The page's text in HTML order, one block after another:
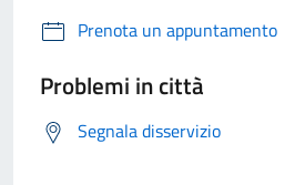
Prenota un appuntamento
Problemi in città
Segnala disservizio